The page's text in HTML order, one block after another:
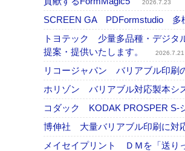
2026.7.23
SCREEN GA PDFormstudio 多
トヨテック 少量多品種・デジタ
提案・提供いたします。
2026.7.21
リコージャパン バリアブル印刷
ホリゾン バリアブル対応製本シ
コダック KODAK PROSPER S-
博伸社 大量バリアブル印刷に対
メイセイプリント ＤＭを「送り